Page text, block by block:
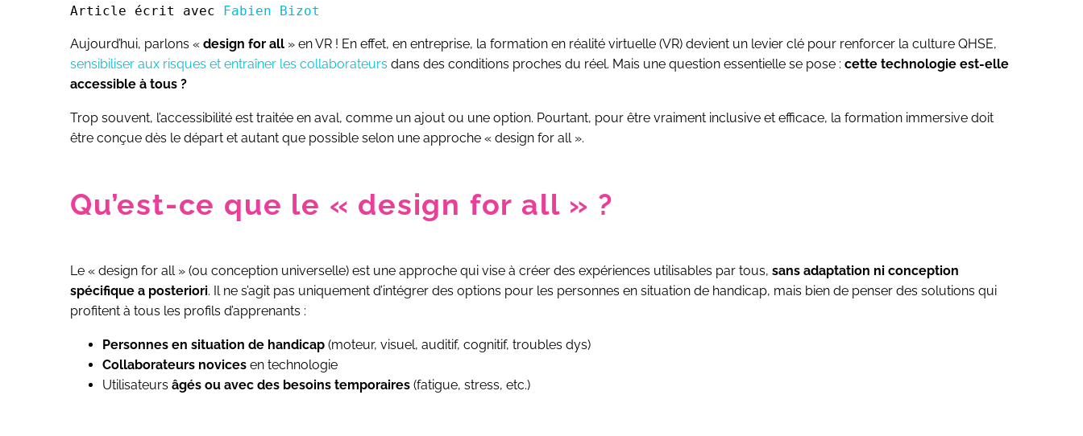
Article écrit avec Fabien Bizot
Aujourd’hui, parlons « design for all » en VR ! En effet, en entreprise, la formation en réalité virtuelle (VR) devient un levier clé pour renforcer la culture QHSE,
sensibiliser aux risques et entraîner les collaborateurs dans des conditions proches du réel. Mais une question essentielle se pose : cette technologie est-elle
accessible à tous ?
Trop souvent, l’accessibilité est traitée en aval, comme un ajout ou une option. Pourtant, pour être vraiment inclusive et efficace, la formation immersive doit
être conçue dès le départ et autant que possible selon une approche « design for all ».
Qu’est-ce que le « design for all » ?
Le « design for all » (ou conception universelle) est une approche qui vise à créer des expériences utilisables par tous, sans adaptation ni conception
spécifique a posteriori. Il ne s’agit pas uniquement d’intégrer des options pour les personnes en situation de handicap, mais bien de penser des solutions qui
profitent à tous les profils d’apprenants :
Personnes en situation de handicap (moteur, visuel, auditif, cognitif, troubles dys)
Collaborateurs novices en technologie
Utilisateurs âgés ou avec des besoins temporaires (fatigue, stress, etc.)